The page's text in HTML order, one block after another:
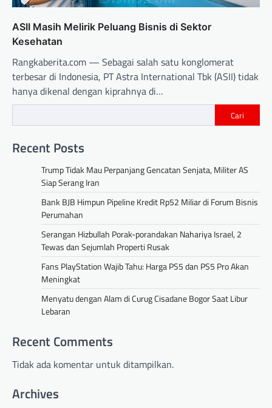
ASII Masih Melirik Peluang Bisnis di Sektor
Kesehatan
Rangkaberita.com — Sebagai salah satu konglomerat
terbesar di Indonesia, PT Astra International Tbk (ASII) tidak
hanya dikenal dengan kiprahnya di…
Cari
Recent Posts
Trump Tidak Mau Perpanjang Gencatan Senjata, Militer AS
Siap Serang Iran
Bank BJB Himpun Pipeline Kredit Rp52 Miliar di Forum Bisnis
Perumahan
Serangan Hizbullah Porak-porandakan Nahariya Israel, 2
Tewas dan Sejumlah Properti Rusak
Fans PlayStation Wajib Tahu: Harga PS5 dan PS5 Pro Akan
Meningkat
Menyatu dengan Alam di Curug Cisadane Bogor Saat Libur
Lebaran
Recent Comments
Tidak ada komentar untuk ditampilkan.
Archives